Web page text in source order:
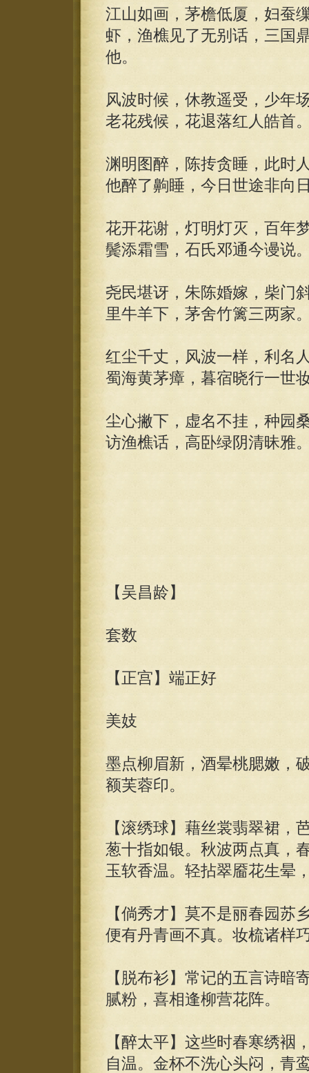
江山如画，茅檐低厦，妇蚕
虾，渔樵见了无别话，三国
他。
风波时候，休教遥受，少年
老花残候，花退落红人皓首
渊明图醉，陈抟贪睡，此时
他醉了齁睡，今日世途非向
花开花谢，灯明灯灭，百年
鬓添霜雪，石氏邓通今谩说
尧民堪讶，朱陈婚嫁，柴门
里牛羊下，茅舍竹篱三两家
红尘千丈，风波一样，利名
蜀海黄茅瘴，暮宿晓行一世
尘心撇下，虚名不挂，种园
访渔樵话，高卧绿阴清昧雅
【吴昌龄】
套数
【正宫】端正好
美妓
墨点柳眉新，酒晕桃腮嫩，
额芙蓉印。
【滚绣球】藉丝裳翡翠裙，
葱十指如银。秋波两点真，
玉软香温。轻拈翠靥花生晕
【倘秀才】莫不是丽春园苏
便有丹青画不真。妆梳诸样
【脱布衫】常记的五言诗暗
腻粉，喜相逢柳营花阵。
【醉太平】这些时春寒绣裀
自温。金杯不洗心头闷，青